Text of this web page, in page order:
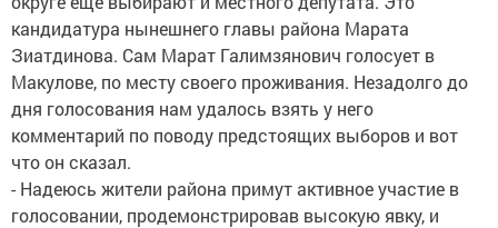
кандидатура нынешнего главы района Марата
Зиатдинова. Сам Марат Галимзянович голосует в
Макулове, по месту своего проживания. Незадолго до
дня голосования нам удалось взять у него
комментарий по поводу предстоящих выборов и вот
что он сказал.
- Надеюсь жители района примут активное участие в
голосовании, продемонстрировав высокую явку, и